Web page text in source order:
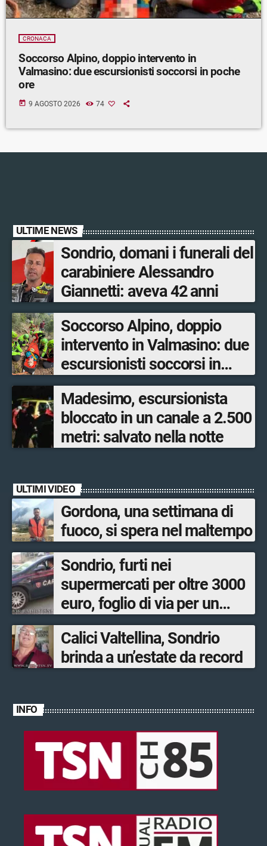
CRONACA
Soccorso Alpino, doppio intervento in
Valmasino: due escursionisti soccorsi in poche
ore
today 9 AGOSTO 2026 74
ULTIME NEWS
Sondrio, domani i funerali del
carabiniere Alessandro
Giannetti: aveva 42 anni
Soccorso Alpino, doppio
intervento in Valmasino: due
escursionisti soccorsi in
poche ore
Madesimo, escursionista
bloccato in un canale a 2.500
metri: salvato nella notte
ULTIMI VIDEO
Gordona, una settimana di
fuoco, si spera nel maltempo
Sondrio, furti nei
supermercati per oltre 3000
euro, foglio di via per un
ventinovenne
Calici Valtellina, Sondrio
brinda a un’estate da record
INFO